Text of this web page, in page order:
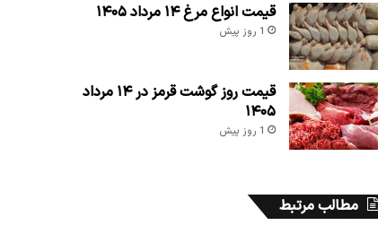
قیمت انواع مرغ ۱۴ مرداد ۱۴۰۵
1 روز پیش
قیمت روز گوشت قرمز در ۱۴ مرداد
۱۴۰۵
1 روز پیش
مطالب مرتبط